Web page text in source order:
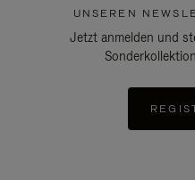
UNSEREN
Jetzt anmelden und